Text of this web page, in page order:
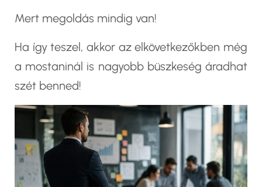
Mert megoldás mindig van!
Ha így teszel, akkor az elkövetkezőkben még
a mostaninál is nagyobb büszkeség áradhat
szét benned!